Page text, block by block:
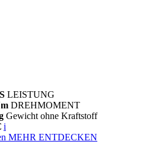
LEISTUNG
DREHMOMENT
Gewicht ohne Kraftstoff
i
MEHR ENTDECKEN